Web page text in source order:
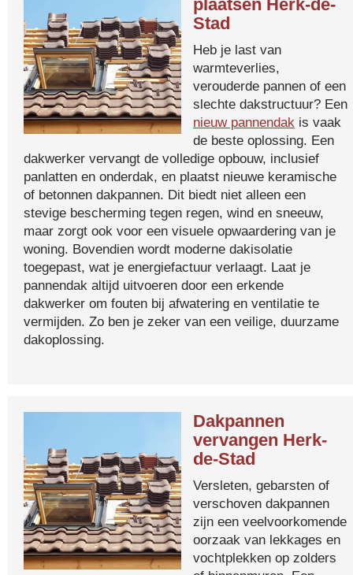
plaatsen Herk-de-
Stad
Heb je last van
warmteverlies,
verouderde pannen of een
slechte dakstructuur? Een
nieuw pannendak is vaak
de beste oplossing. Een
dakwerker vervangt de volledige opbouw, inclusief
panlatten en onderdak, en plaatst nieuwe keramische
of betonnen dakpannen. Dit biedt niet alleen een
stevige bescherming tegen regen, wind en sneeuw,
maar zorgt ook voor een visuele opwaardering van je
woning. Bovendien wordt moderne dakisolatie
toegepast, wat je energiefactuur verlaagt. Laat je
pannendak altijd uitvoeren door een erkende
dakwerker om fouten bij afwatering en ventilatie te
vermijden. Zo ben je zeker van een veilige, duurzame
dakoplossing.
Dakpannen
vervangen Herk-
de-Stad
Versleten, gebarsten of
verschoven dakpannen
zijn een veelvoorkomende
oorzaak van lekkages en
vochtplekken op zolders